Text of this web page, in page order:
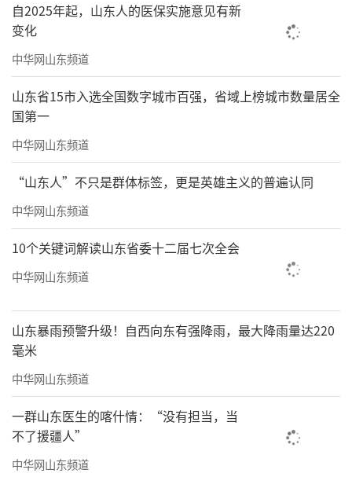
自2025年起，山东人的医保实施意见有新
变化
中华网山东频道
山东省15市入选全国数字城市百强，省域上榜城市数量居全
国第一
中华网山东频道
“山东人”不只是群体标签，更是英雄主义的普遍认同
中华网山东频道
10个关键词解读山东省委十二届七次全会
中华网山东频道
山东暴雨预警升级！自西向东有强降雨，最大降雨量达220
毫米
中华网山东频道
一群山东医生的喀什情：“没有担当，当
不了援疆人”
中华网山东频道